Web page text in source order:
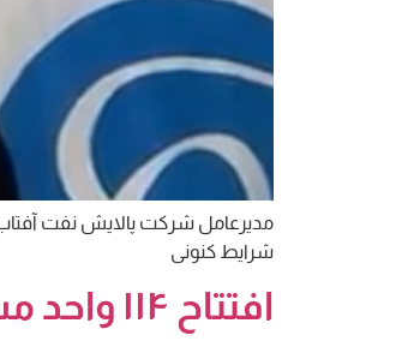
مدیرعامل شرکت پالایش نفت
شرایط کنونی
افتتاح ۱۱۴ واحد مسکونی ویژه ایتام